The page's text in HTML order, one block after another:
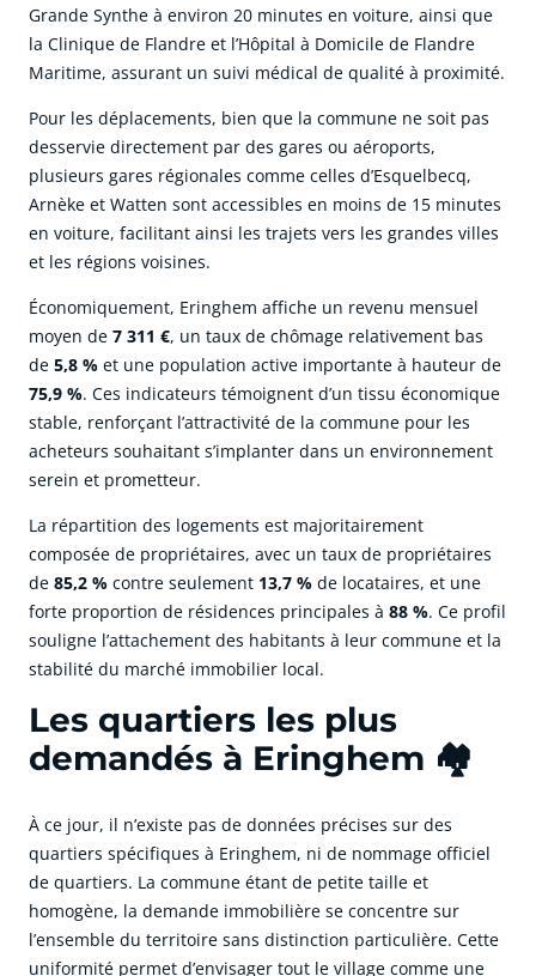
Grande Synthe à environ 20 minutes en voiture, ainsi que
la Clinique de Flandre et l’Hôpital à Domicile de Flandre
Maritime, assurant un suivi médical de qualité à proximité.
Pour les déplacements, bien que la commune ne soit pas
desservie directement par des gares ou aéroports,
plusieurs gares régionales comme celles d’Esquelbecq,
Arnèke et Watten sont accessibles en moins de 15 minutes
en voiture, facilitant ainsi les trajets vers les grandes villes
et les régions voisines.
Économiquement, Eringhem affiche un revenu mensuel
moyen de 7 311 €, un taux de chômage relativement bas
de 5,8 % et une population active importante à hauteur de
75,9 %. Ces indicateurs témoignent d’un tissu économique
stable, renforçant l’attractivité de la commune pour les
acheteurs souhaitant s’implanter dans un environnement
serein et prometteur.
La répartition des logements est majoritairement
composée de propriétaires, avec un taux de propriétaires
de 85,2 % contre seulement 13,7 % de locataires, et une
forte proportion de résidences principales à 88 %. Ce profil
souligne l’attachement des habitants à leur commune et la
stabilité du marché immobilier local.
Les quartiers les plus
demandés à Eringhem 🏘️
À ce jour, il n’existe pas de données précises sur des
quartiers spécifiques à Eringhem, ni de nommage officiel
de quartiers. La commune étant de petite taille et
homogène, la demande immobilière se concentre sur
l’ensemble du territoire sans distinction particulière. Cette
uniformité permet d’envisager tout le village comme une